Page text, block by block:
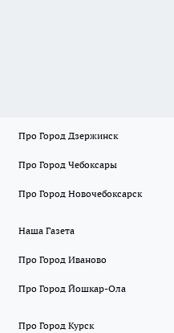
Про Город Дзержинск
Про Город Чебоксары
Про Город Новочебоксарск
Наша Газета
Про Город Иваново
Про Город Йошкар-Ола
Про Город Курск